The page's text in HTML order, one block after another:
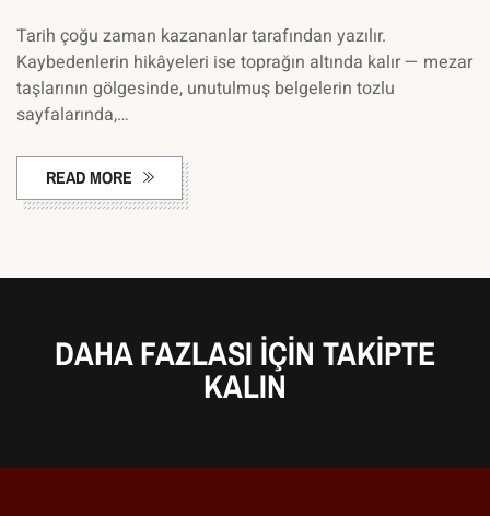
Tarih çoğu zaman kazananlar tarafından yazılır.
Kaybedenlerin hikâyeleri ise toprağın altında kalır — mezar
taşlarının gölgesinde, unutulmuş belgelerin tozlu
sayfalarında,…
READ MORE
DAHA FAZLASI IÇIN TAKIPTE
KALIN